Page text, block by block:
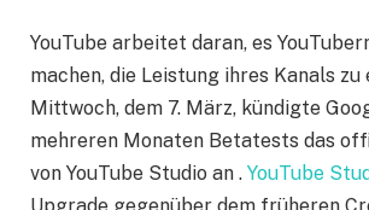
YouTube arbeitet daran, es
machen, die Leistung ihres Kanals zu
Mittwoch, dem 7. März, kündigte
mehreren Monaten Betatests das
von YouTube Studio an . YouTube